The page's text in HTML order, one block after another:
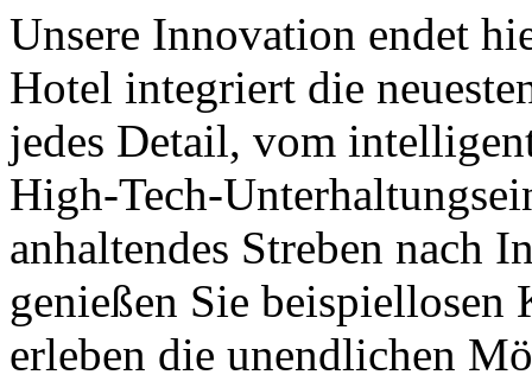
Unsere Innovation endet
Hotel integriert die
jedes Detail, vom
High-Tech-
anhaltendes Streben nach
genießen Sie
erleben die unendlichen